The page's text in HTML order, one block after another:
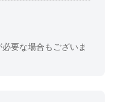
要な場合もございま